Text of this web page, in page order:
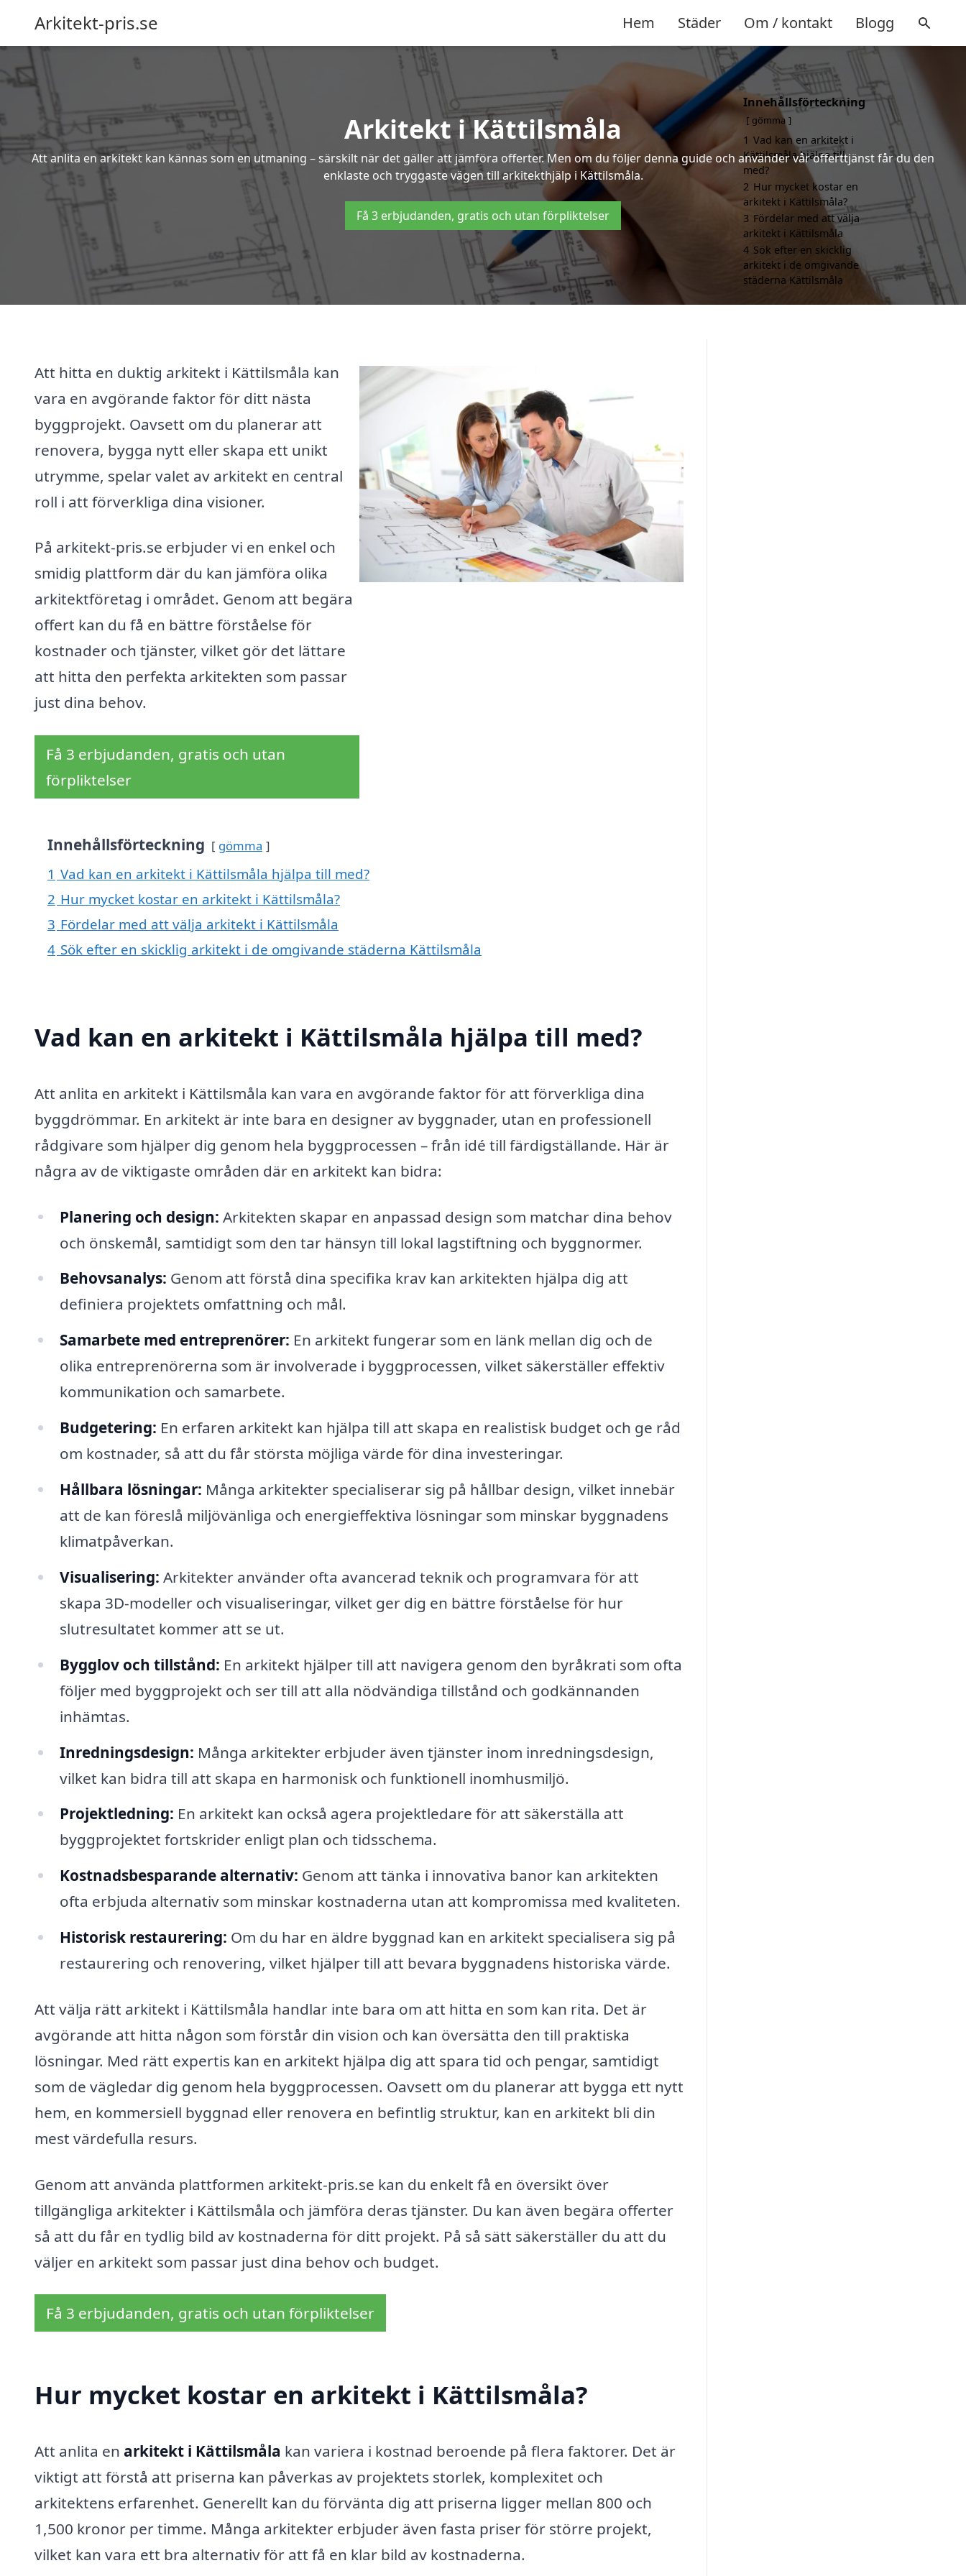
Arkitekt-pris.se Hem Städer Om / kontakt Blogg
Arkitekt i Kättilsmåla
Att anlita en arkitekt kan kännas som en utmaning – särskilt när det gäller att jämföra offerter. Men om du följer denna guide och använder vår offerttjänst får du den
enklaste och tryggaste vägen till arkitekthjälp i Kättilsmåla.
Få 3 erbjudanden, gratis och utan förpliktelser
Att hitta en duktig arkitekt i Kättilsmåla kan
vara en avgörande faktor för ditt nästa
byggprojekt. Oavsett om du planerar att
renovera, bygga nytt eller skapa ett unikt
utrymme, spelar valet av arkitekt en central
roll i att förverkliga dina visioner.
På arkitekt-pris.se erbjuder vi en enkel och
smidig plattform där du kan jämföra olika
arkitektföretag i området. Genom att begära
offert kan du få en bättre förståelse för
kostnader och tjänster, vilket gör det lättare
att hitta den perfekta arkitekten som passar
just dina behov.
Få 3 erbjudanden, gratis och utan
förpliktelser
Innehållsförteckning gömma
1 Vad kan en arkitekt i Kättilsmåla hjälpa till med?
2 Hur mycket kostar en arkitekt i Kättilsmåla?
3 Fördelar med att välja arkitekt i Kättilsmåla
4 Sök efter en skicklig arkitekt i de omgivande städerna Kättilsmåla
Vad kan en arkitekt i Kättilsmåla hjälpa till med?
Att anlita en arkitekt i Kättilsmåla kan vara en avgörande faktor för att förverkliga dina
byggdrömmar. En arkitekt är inte bara en designer av byggnader, utan en professionell
rådgivare som hjälper dig genom hela byggprocessen – från idé till färdigställande. Här är
några av de viktigaste områden där en arkitekt kan bidra:
Planering och design: Arkitekten skapar en anpassad design som matchar dina behov
och önskemål, samtidigt som den tar hänsyn till lokal lagstiftning och byggnormer.
Behovsanalys: Genom att förstå dina specifika krav kan arkitekten hjälpa dig att
definiera projektets omfattning och mål.
Samarbete med entreprenörer: En arkitekt fungerar som en länk mellan dig och de
olika entreprenörerna som är involverade i byggprocessen, vilket säkerställer effektiv
kommunikation och samarbete.
Budgetering: En erfaren arkitekt kan hjälpa till att skapa en realistisk budget och ge råd
om kostnader, så att du får största möjliga värde för dina investeringar.
Hållbara lösningar: Många arkitekter specialiserar sig på hållbar design, vilket innebär
att de kan föreslå miljövänliga och energieffektiva lösningar som minskar byggnadens
klimatpåverkan.
Visualisering: Arkitekter använder ofta avancerad teknik och programvara för att
skapa 3D-modeller och visualiseringar, vilket ger dig en bättre förståelse för hur
slutresultatet kommer att se ut.
Bygglov och tillstånd: En arkitekt hjälper till att navigera genom den byråkrati som ofta
följer med byggprojekt och ser till att alla nödvändiga tillstånd och godkännanden
inhämtas.
Inredningsdesign: Många arkitekter erbjuder även tjänster inom inredningsdesign,
vilket kan bidra till att skapa en harmonisk och funktionell inomhusmiljö.
Projektledning: En arkitekt kan också agera projektledare för att säkerställa att
byggprojektet fortskrider enligt plan och tidsschema.
Kostnadsbesparande alternativ: Genom att tänka i innovativa banor kan arkitekten
ofta erbjuda alternativ som minskar kostnaderna utan att kompromissa med kvaliteten.
Historisk restaurering: Om du har en äldre byggnad kan en arkitekt specialisera sig på
restaurering och renovering, vilket hjälper till att bevara byggnadens historiska värde.
Att välja rätt arkitekt i Kättilsmåla handlar inte bara om att hitta en som kan rita. Det är
avgörande att hitta någon som förstår din vision och kan översätta den till praktiska
lösningar. Med rätt expertis kan en arkitekt hjälpa dig att spara tid och pengar, samtidigt
som de vägledar dig genom hela byggprocessen. Oavsett om du planerar att bygga ett nytt
hem, en kommersiell byggnad eller renovera en befintlig struktur, kan en arkitekt bli din
mest värdefulla resurs.
Genom att använda plattformen arkitekt-pris.se kan du enkelt få en översikt över
tillgängliga arkitekter i Kättilsmåla och jämföra deras tjänster. Du kan även begära offerter
så att du får en tydlig bild av kostnaderna för ditt projekt. På så sätt säkerställer du att du
väljer en arkitekt som passar just dina behov och budget.
Få 3 erbjudanden, gratis och utan förpliktelser
Hur mycket kostar en arkitekt i Kättilsmåla?
Att anlita en arkitekt i Kättilsmåla kan variera i kostnad beroende på flera faktorer. Det är
viktigt att förstå att priserna kan påverkas av projektets storlek, komplexitet och
arkitektens erfarenhet. Generellt kan du förvänta dig att priserna ligger mellan 800 och
1,500 kronor per timme. Många arkitekter erbjuder även fasta priser för större projekt,
vilket kan vara ett bra alternativ för att få en klar bild av kostnaderna.
Innehållsförteckning
gömma
1 Vad kan en arkitekt i
Kättilsmåla hjälpa till
med?
2 Hur mycket kostar en
arkitekt i Kättilsmåla?
3 Fördelar med att välja
arkitekt i Kättilsmåla
4 Sök efter en skicklig
arkitekt i de omgivande
städerna Kättilsmåla